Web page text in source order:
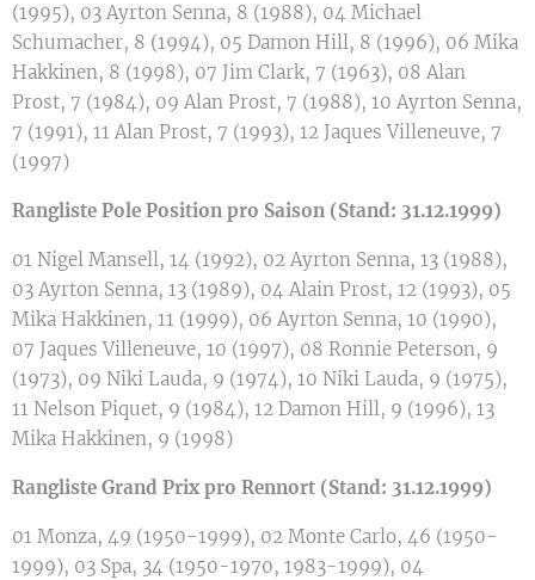
(1995), 03 Ayrton Senna, 8 (1988), 04 Michael
Schumacher, 8 (1994), 05 Damon Hill, 8 (1996), 06 Mika
Hakkinen, 8 (1998), 07 Jim Clark, 7 (1963), 08 Alan
Prost, 7 (1984), 09 Alan Prost, 7 (1988), 10 Ayrton Senna,
7 (1991), 11 Alan Prost, 7 (1993), 12 Jaques Villeneuve, 7
(1997)
Rangliste Pole Position pro Saison (Stand: 31.12.1999)
01 Nigel Mansell, 14 (1992), 02 Ayrton Senna, 13 (1988),
03 Ayrton Senna, 13 (1989), 04 Alain Prost, 12 (1993), 05
Mika Hakkinen, 11 (1999), 06 Ayrton Senna, 10 (1990),
07 Jaques Villeneuve, 10 (1997), 08 Ronnie Peterson, 9
(1973), 09 Niki Lauda, 9 (1974), 10 Niki Lauda, 9 (1975),
11 Nelson Piquet, 9 (1984), 12 Damon Hill, 9 (1996), 13
Mika Hakkinen, 9 (1998)
Rangliste Grand Prix pro Rennort (Stand: 31.12.1999)
01 Monza, 49 (1950-1999), 02 Monte Carlo, 46 (1950-
1999), 03 Spa, 34 (1950-1970, 1983-1999), 04